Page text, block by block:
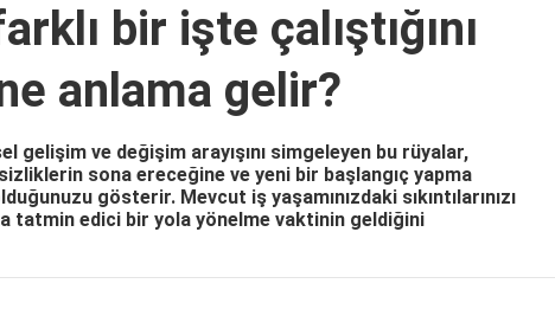
bir işte çalıştığını
anlama gelir?
gelişim ve değişim arayışını simgeleyen bu rüyalar,
sona ereceğine ve yeni bir başlangıç yapma
gösterir. Mevcut iş yaşamınızdaki sıkıntılarınızı
tatmin edici bir yola yönelme vaktinin geldiğini